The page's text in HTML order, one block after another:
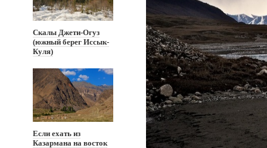
Скалы Джети-Огуз
(южный берег Иссык-
Куля)
Если ехать из
Казармана на восток